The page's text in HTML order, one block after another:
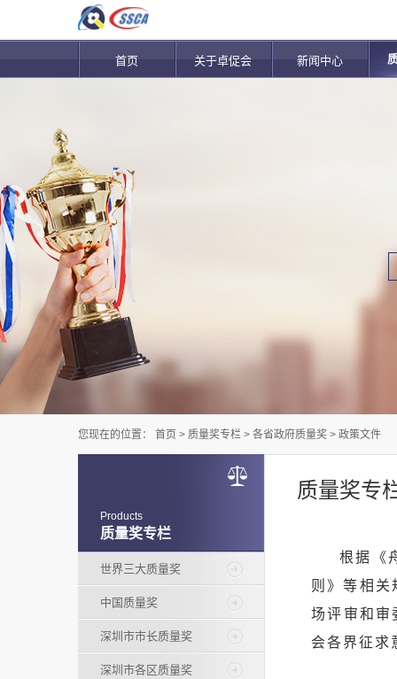
首页 关于卓促会 新闻中心
质量奖专栏
Products
世界三大质量奖
中国质量奖
深圳市市长质量奖
深圳市各区质量奖
质量奖专
您现在的位置： 首页 > 质量奖专栏 > 各省政府质量奖 > 政策文件
根据《
则》等相关
场评审和审
会各界征求